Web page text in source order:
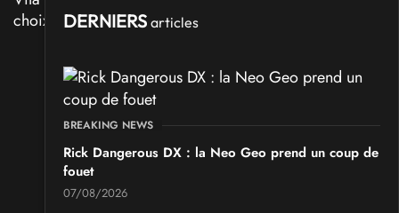
DERNIERS articles
BREAKING NEWS
Rick Dangerous DX : la Neo Geo prend un coup de
fouet
07/08/2026